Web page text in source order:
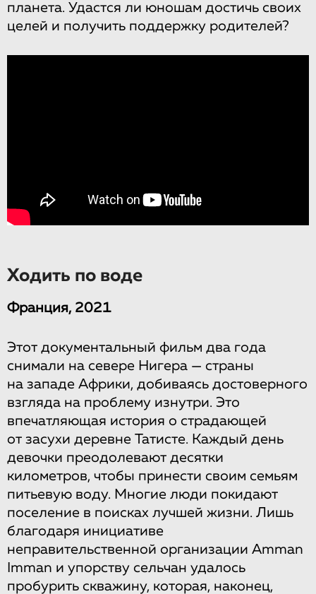
планета. Удастся ли юношам достичь своих
целей и получить поддержку родителей?
Ходить по воде
Франция, 2021
Этот документальный фильм два года
снимали на севере Нигера — страны
на западе Африки, добиваясь достоверного
взгляда на проблему изнутри. Это
впечатляющая история о страдающей
от засухи деревне Татисте. Каждый день
девочки преодолевают десятки
километров, чтобы принести своим семьям
питьевую воду. Многие люди покидают
поселение в поисках лучшей жизни. Лишь
благодаря инициативе
неправительственной организации Amman
Imman и упорству сельчан удалось
пробурить скважину, которая, наконец,